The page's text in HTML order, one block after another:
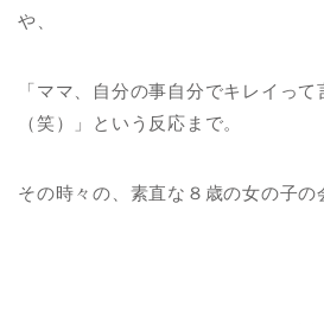
や、
「ママ、自分の事自分でキレイっ
（笑）」という反応まで。
その時々の、素直な８歳の女の子の